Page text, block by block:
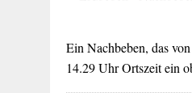
Ein Nachbeben, das
14.29 Uhr Ortszeit ein